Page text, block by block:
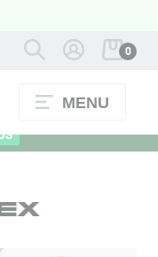
0
MENU
L'ACHAT D'UNE